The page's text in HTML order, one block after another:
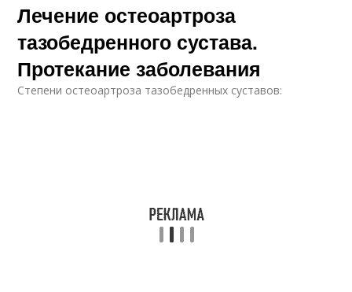
Лечение остеоартроза
тазобедренного сустава.
Протекание заболевания
Степени остеоартроза тазобедренных суставов: